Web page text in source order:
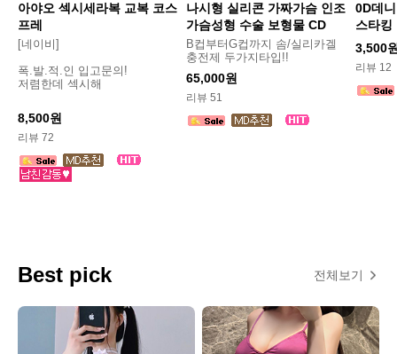
아야오 섹시세라복 교복 코스
프레
[네이비]
폭.발.적.인 입고문의!
저렴한데 섹시해
8,500원
리뷰 72
나시형 실리콘 가짜가슴 인조
가슴성형 수술 보형물 CD
B컵부터G컵까지 솜/실리카겔
충전제 두가지타입!!
65,000원
리뷰 51
0D데
스타킹
3,500
리뷰 12
Best pick 전체보기